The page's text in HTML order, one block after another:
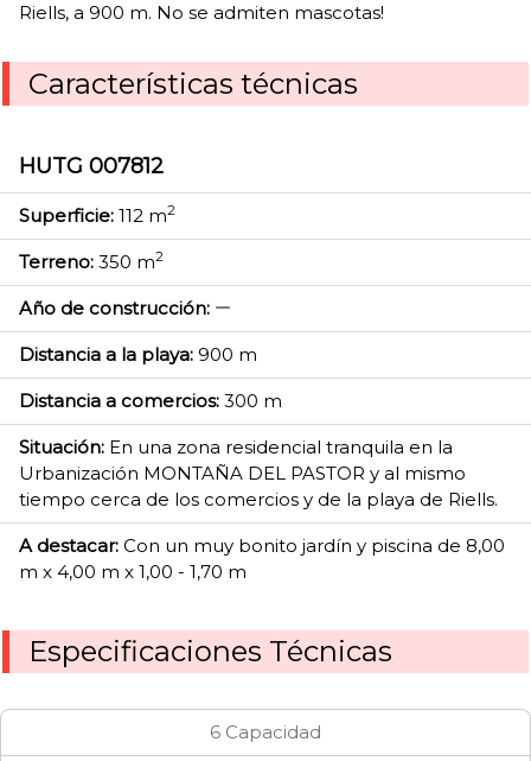
Riells, a 900 m. No se admiten mascotas!
Características técnicas
HUTG 007812
Superficie: 112 m2
Terreno: 350 m2
Año de construcción:
Distancia a la playa: 900 m
Distancia a comercios: 300 m
Situación: En una zona residencial tranquila en la
Urbanización MONTAÑA DEL PASTOR y al mismo
tiempo cerca de los comercios y de la playa de Riells.
A destacar: Con un muy bonito jardín y piscina de 8,00
m x 4,00 m x 1,00 - 1,70 m
Especificaciones Técnicas
6 Capacidad